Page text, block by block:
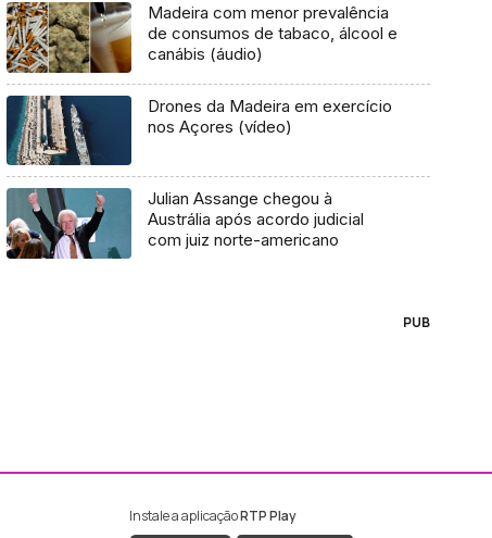
Madeira com menor prevalência
de consumos de tabaco, álcool e
canábis (áudio)
Drones da Madeira em exercício
nos Açores (vídeo)
Julian Assange chegou à
Austrália após acordo judicial
com juiz norte-americano
PUB
Instale a aplicaçãoRTP Play